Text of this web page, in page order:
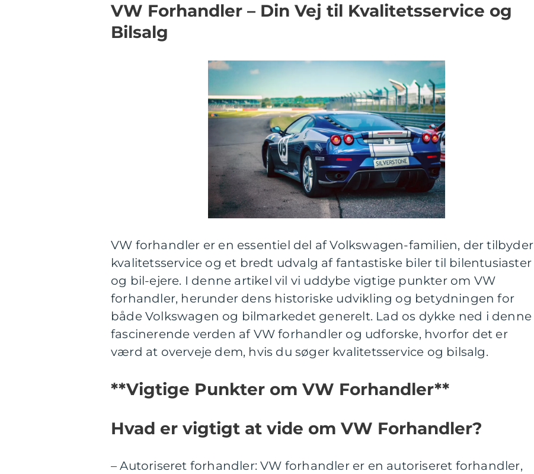
VW Forhandler – Din Vej til Kvalitetsservice og
Bilsalg
VW forhandler er en essentiel del af Volkswagen-familien, der tilbyder
kvalitetsservice og et bredt udvalg af fantastiske biler til bilentusiaster
og bil-ejere. I denne artikel vil vi uddybe vigtige punkter om VW
forhandler, herunder dens historiske udvikling og betydningen for
både Volkswagen og bilmarkedet generelt. Lad os dykke ned i denne
fascinerende verden af VW forhandler og udforske, hvorfor det er
værd at overveje dem, hvis du søger kvalitetsservice og bilsalg.
**Vigtige Punkter om VW Forhandler**
Hvad er vigtigt at vide om VW Forhandler?
– Autoriseret forhandler: VW forhandler er en autoriseret forhandler,